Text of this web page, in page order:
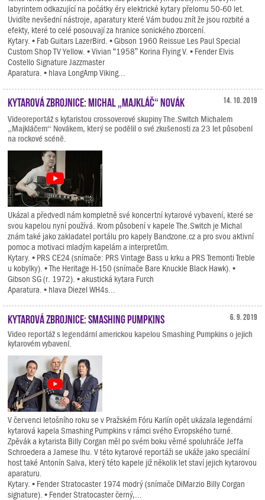
labyrintem odkazující na počátky éry elektrické kytary přelomu 50-60 let.
Uvidíte nevšední nástroje, aparatury které Vám budou znít že jsou rozbité a
efekty, které to celé posouvají za hranice sonického zborcení.
Kytary. • Fab Guitars LazerBird. • Gibson 1960 Reissue Les Paul Special
Custom Shop TV Yellow. • Vivian “1958” Korina Flying V. • Fender Elvis
Costello Signature Jazzmaster
Aparatura. • hlava LongAmp Viking...
14. 10. 2019
Kytarová zbrojnice: Michal „Majkláč“ Novák
Videoreportáž s kytaristou crossoverové skupiny The.Switch Michalem
„Majkláčem“ Novákem, který se podělil o své zkušenosti za 23 let působení
na rockové scéně.
Ukázal a předvedl nám kompletně své koncertní kytarové vybavení, které se
svou kapelou nyní používá. Krom působení v kapele The.Switch je Michal
znám také jako zakladatel portálu pro kapely Bandzone.cz a pro svou aktivní
pomoc a motivaci mladým kapelám a interpretům.
Kytary. • PRS CE24 (snímače: PRS Vintage Bass u krku a PRS Tremonti Treble
u kobylky). • The Heritage H-150 (snímače Bare Knuckle Black Hawk). •
Gibson SG (r. 1972). • akustická kytara Furch
Aparatura. • hlava Diezel WH4s...
6. 9. 2019
Kytarová zbrojnice: Smashing Pumpkins
Video reportáž s legendární americkou kapelou Smashing Pumpkins o jejich
kytarovém vybavení.
V červenci letošního roku se v Pražském Fóru Karlín opět ukázala legendární
kytarová kapela Smashing Pumpkins v rámci svého Evropského turné.
Zpěvák a kytarista Billy Corgan měl po svém boku věrné spoluhráče Jeffa
Schroedera a Jamese Ihu. V této kytarové reportáži se ukáže jako speciální
host také Antonín Salva, který této kapele již několik let staví jejich kytarovou
aparaturu.
Kytary. • Fender Stratocaster 1974 modrý (snímače DiMarzio Billy Corgan
signature). • Fender Stratocaster černý,...